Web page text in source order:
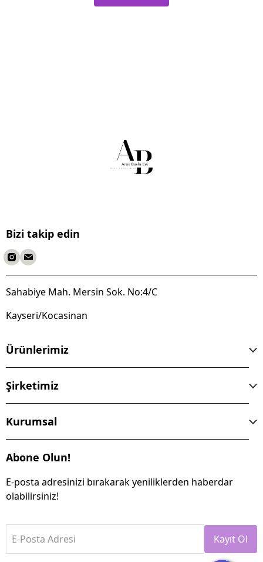
Bizi takip edin
Sahabiye Mah. Mersin Sok. No:4/C
Kayseri/Kocasinan
Ürünlerimiz
Şirketimiz
Kurumsal
Abone Olun!
E-posta adresinizi bırakarak yeniliklerden haberdar
olabilirsiniz!
E-Posta Adresi Kayıt Ol